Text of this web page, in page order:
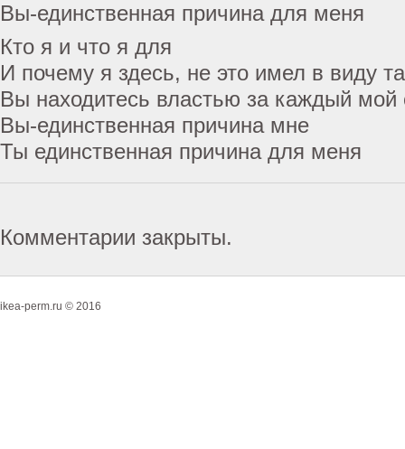
Вы-единственная причина для меня
Кто я и что я для
И почему я здесь, не это имел в виду
Вы находитесь властью за каждый мой
Вы-единственная причина мне
Ты единственная причина для меня
Комментарии закрыты.
ikea-perm.ru © 2016